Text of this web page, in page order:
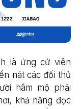
là ứng cử viên
nát các đối thủ
hâm mộ phải
khả năng đọc